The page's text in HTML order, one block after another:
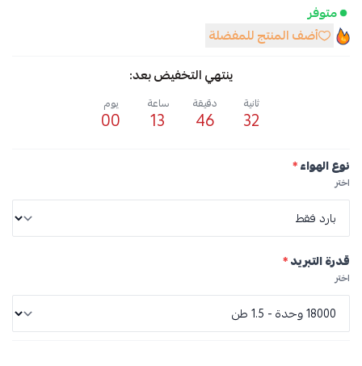
متوفر
أضف المنتج للمفضلة
ينتهي التخفيض بعد:
32
ثانية
46
دقيقة
13
ساعة
00
يوم
نوع الهواء*
اختر
قدرة التبريد*
اختر